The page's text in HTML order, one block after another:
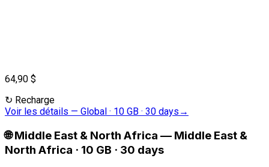
64,90 $
↻ Recharge
Voir les détails — Global · 10 GB · 30 days →
🌐 Middle East & North Africa — Middle East &
North Africa · 10 GB · 30 days